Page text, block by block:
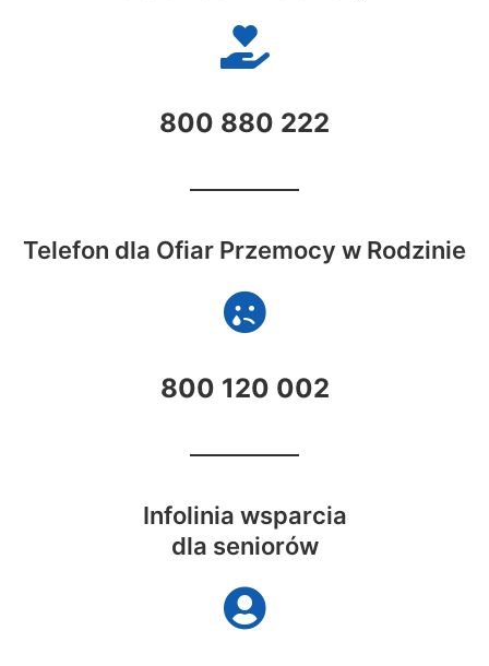
800 880 222
Telefon dla Ofiar Przemocy w Rodzinie
800 120 002
Infolinia wsparcia
dla seniorów